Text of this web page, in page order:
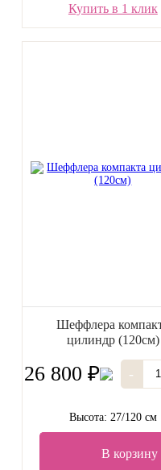
Купить в 1 клик
Шеффлера
цилиндр (120см)
26 800 ₽ -
Высота: 27/120 см
В корзину